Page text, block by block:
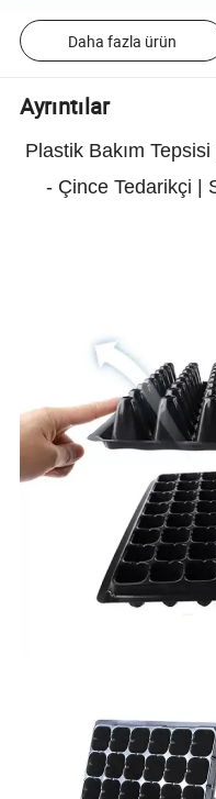
Daha fazla ürün
Ayrıntılar
Plastik Bakım
- Çince Tedarikçi |